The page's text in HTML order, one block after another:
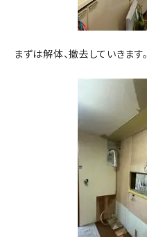
まずは解体、撤去していきます。